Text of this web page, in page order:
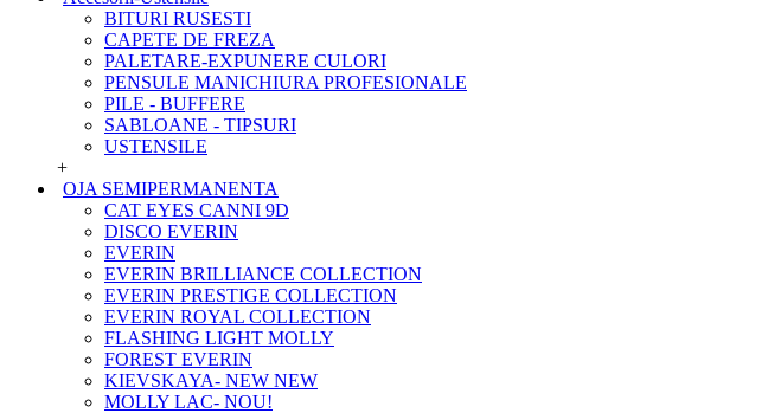
BITURI RUSESTI
CAPETE DE FREZA
PALETARE-EXPUNERE CULORI
PENSULE MANICHIURA PROFESIONALE
PILE - BUFFERE
SABLOANE - TIPSURI
USTENSILE
+
OJA SEMIPERMANENTA
CAT EYES CANNI 9D
DISCO EVERIN
EVERIN
EVERIN BRILLIANCE COLLECTION
EVERIN PRESTIGE COLLECTION
EVERIN ROYAL COLLECTION
FLASHING LIGHT MOLLY
FOREST EVERIN
KIEVSKAYA- NEW NEW
MOLLY LAC- NOU!